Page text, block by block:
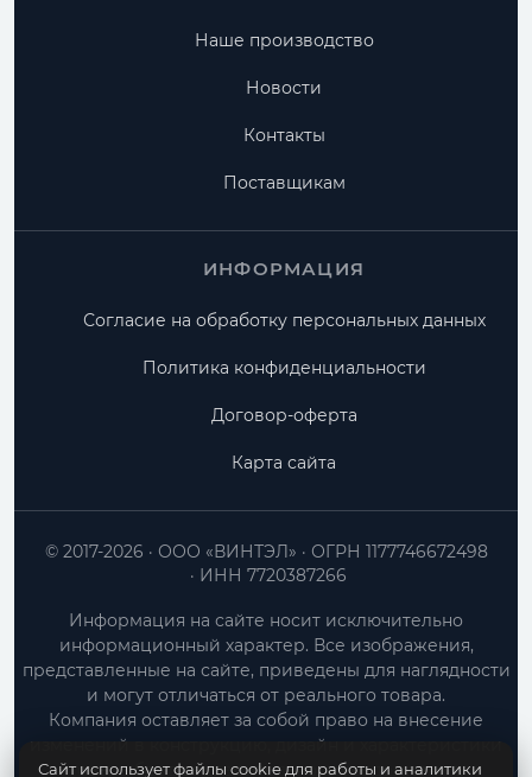
Наше производство
Новости
Контакты
Поставщикам
ИНФОРМАЦИЯ
Согласие на обработку персональных данных
Политика конфиденциальности
Договор-оферта
Карта сайта
ООО «ВИНТЭЛ»
ОГРН 1177746672498
ИНН 7720387266
© 2017-2026
Информация на сайте носит исключительно
информационный характер. Все изображения,
представленные на сайте, приведены для наглядности
и могут отличаться от реального товара.
Компания оставляет за собой право на внесение
изменений в конструкцию, дизайн и характеристики
товара без предварительного уведомления.
Сайт использует файлы cookie для работы и аналитики